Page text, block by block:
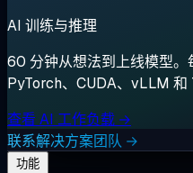
AI 训练与推理
60 分钟从想法到上线模型。
PyTorch、CUDA、vLLM 和
查看 AI 工作负载 →
联系解决方案团队 →